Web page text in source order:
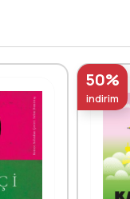
50%
indirim